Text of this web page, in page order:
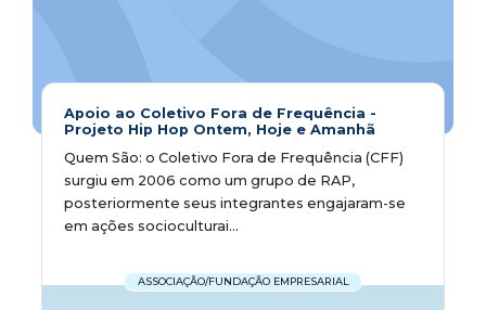
Apoio ao Coletivo Fora de Frequência -
Projeto Hip Hop Ontem, Hoje e Amanhã
Quem São: o Coletivo Fora de Frequência (CFF)
surgiu em 2006 como um grupo de RAP,
posteriormente seus integrantes engajaram-se
em ações socioculturai...
ASSOCIAÇÃO/FUNDAÇÃO EMPRESARIAL